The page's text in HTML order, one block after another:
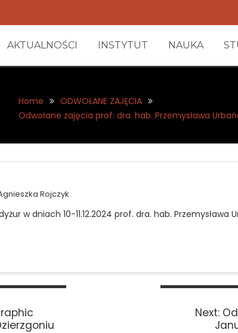
AKTUALNOŚCI INSTYTUT NAUKA
Home
ODWOŁANE ZAJĘCIA
Odwołane zajęcia prof. dra. hab. Przemysława
Rojczyk
w dniach 10-11.12.2024 prof. dra. hab. Przemysława
Next: